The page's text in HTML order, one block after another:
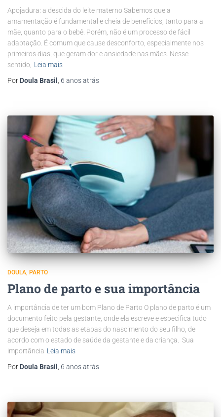
Apojadura: a descida do leite materno Sabemos que a
amamentação é fundamental e cheia de benefícios, tanto para a
mãe, quanto para o bebê. Porém, não é um processo de fácil
adaptação. É comum que cause desconforto, especialmente nos
primeiros dias, que geram dor e ansiedade nas mães. Nesse
sentido,
Leia mais
Por Doula Brasil 6 anosatrás
DOULA PARTO
Plano de parto e sua importância
A importância de ter um bom Plano de Parto O plano de parto é um
documento feito pela gestante, onde ela escreve e especifica tudo
que deseja em todas as etapas do nascimento do seu filho, de
acordo com o estado de saúde da gestante e da criança. Sua
importância Leia mais
Por Doula Brasil 6 anosatrás